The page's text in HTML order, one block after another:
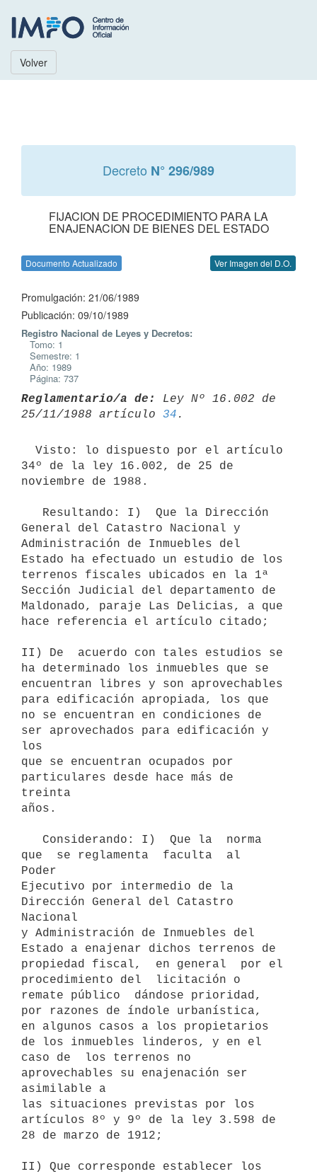
Volver
Decreto N° 296/989
FIJACION DE PROCEDIMIENTO PARA LA
ENAJENACION DE BIENES DEL ESTADO
Documento Actualizado Ver Imagen del D.O.
Promulgación: 21/06/1989
Publicación: 09/10/1989
Registro Nacional de Leyes y Decretos:
Tomo: 1
Semestre: 1
Año: 1989
Página: 737
Reglamentario/a de:
Ley Nº 16.002 de
25/11/1988 artículo 34
34º de la ley 16.002, de 25 de
noviembre de 1988.
General del Catastro Nacional y
Administración de Inmuebles del
Estado ha efectuado un estudio de los
terrenos fiscales ubicados en la 1ª
Sección Judicial del departamento de
Maldonado, paraje Las Delicias, a que
hace referencia el artículo citado;
II) De  acuerdo con tales estudios se
ha determinado los inmuebles que se
encuentran libres y son aprovechables
para edificación apropiada, los que
no se encuentran en condiciones de
ser aprovechados para edificación y
los
que se encuentran ocupados por
particulares desde hace más de
treinta
años.
que  se reglamenta  faculta  al
Poder
Ejecutivo por intermedio de la
Dirección General del Catastro
Nacional
y Administración de Inmuebles del
Estado a enajenar dichos terrenos de
propiedad fiscal,  en general  por el
procedimiento del  licitación o
remate público  dándose prioridad,
por razones de índole urbanística,
en algunos casos a los propietarios
de los inmuebles linderos, y en el
caso de  los terrenos no
aprovechables su enajenación ser
asimilable a
las situaciones previstas por los
artículos 8º y 9º de la ley 3.598 de
28 de marzo de 1912;
II) Que corresponde establecer los